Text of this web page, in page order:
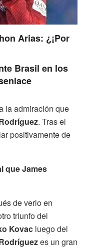
Arias: ¿¡Por
Brasil en los
la admiración que
. Tras el
positivamente de
que James
de verlo en
triunfo del
Kovac luego del
es un gran